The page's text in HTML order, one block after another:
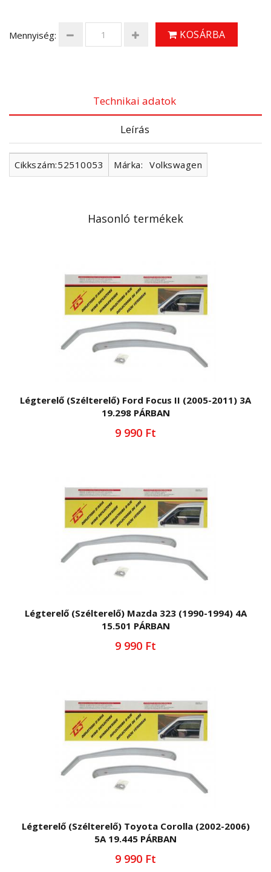
Mennyiség: KOSÁRBA
Technikai adatok
Leírás
Cikkszám:52510053 Márka: Volkswagen
Hasonló termékek
Légterelő (Szélterelő) Ford Focus II (2005-2011) 3A
19.298 PÁRBAN
9 990 Ft
Légterelő (Szélterelő) Mazda 323 (1990-1994) 4A
15.501 PÁRBAN
9 990 Ft
Légterelő (Szélterelő) Toyota Corolla (2002-2006)
5A 19.445 PÁRBAN
9 990 Ft